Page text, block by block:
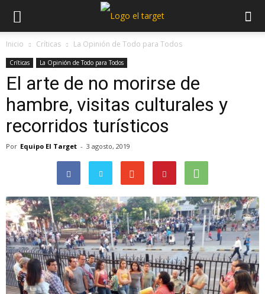
Inicio Críticas La Opinión de Todo para Todos
Críticas La Opinión de Todo para Todos
El arte de no morirse de
hambre, visitas culturales y
recorridos turísticos
Por Equipo El Target - 3 agosto, 2019